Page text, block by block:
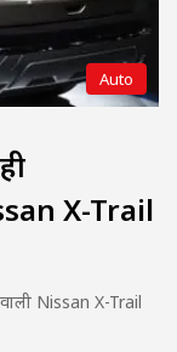
Auto
X-Trail
Nissan X-Trail